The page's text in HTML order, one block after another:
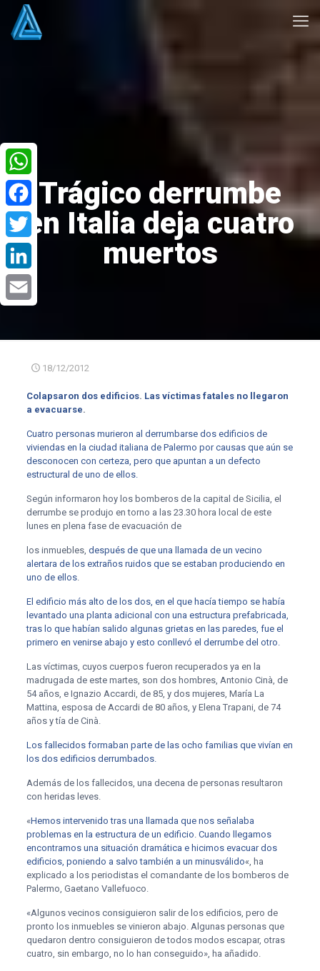
Trágico derrumbe
en Italia deja cuatro
muertos
18/12/2012
Colapsaron dos edificios. Las víctimas fatales no llegaron
a evacuarse.
Cuatro personas murieron al derrumbarse dos edificios de
viviendas en la ciudad italiana de Palermo por causas que aún se
desconocen con certeza, pero que apuntan a un defecto
estructural de uno de ellos.
Según informaron hoy los bomberos de la capital de Sicilia, el
derrumbe se produjo en torno a las 23.30 hora local de este
lunes en plena fase de evacuación de
los inmuebles, después de que una llamada de un vecino
alertara de los extraños ruidos que se estaban produciendo en
uno de ellos.
El edificio más alto de los dos, en el que hacía tiempo se había
levantado una planta adicional con una estructura prefabricada,
tras lo que habían salido algunas grietas en las paredes, fue el
primero en venirse abajo y esto conllevó el derrumbe del otro.
Las víctimas, cuyos cuerpos fueron recuperados ya en la
madrugada de este martes, son dos hombres, Antonio Cinà, de
54 años, e Ignazio Accardi, de 85, y dos mujeres, María La
Mattina, esposa de Accardi de 80 años, y Elena Trapani, de 74
años y tía de Cinà.
Los fallecidos formaban parte de las ocho familias que vivían en
los dos edificios derrumbados.
Además de los fallecidos, una decena de personas resultaron
con heridas leves.
«Hemos intervenido tras una llamada que nos señalaba
problemas en la estructura de un edificio. Cuando llegamos
encontramos una situación dramática e hicimos evacuar dos
edificios, poniendo a salvo también a un minusválido«, ha
explicado a los periodistas el comandante de los bomberos de
Palermo, Gaetano Vallefuoco.
«Algunos vecinos consiguieron salir de los edificios, pero de
pronto los inmuebles se vinieron abajo. Algunas personas que
quedaron dentro consiguieron de todos modos escapar, otras
cuatro, sin embargo, no lo han conseguido», ha añadido.
WhatsApp
Facebook
Twitter
LinkedIn